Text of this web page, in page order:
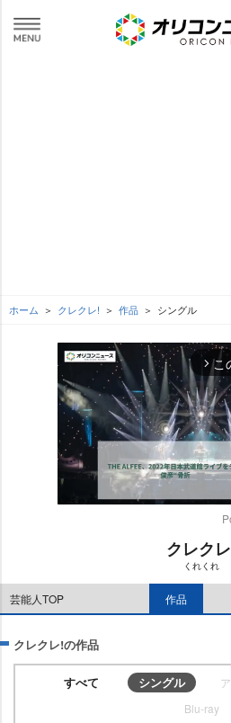
ホーム クレクレ! 作品 シングル
arrow_forward_ios こ
クレク
くれくれ
芸能人TOP 作品
クレクレ!の作品
すべて シングル
Blu-ray